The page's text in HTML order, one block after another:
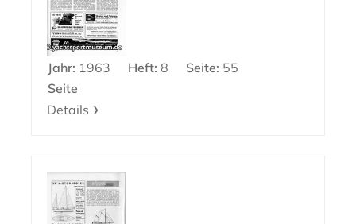
Jahr: 1963 Heft: 8 Seite: 55
Seite
Details